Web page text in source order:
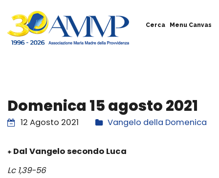
Cerca Menu Canvas
Domenica 15 agosto 2021
12 Agosto 2021 Vangelo della Domenica
+ Dal Vangelo secondo Luca
Lc 1,39-56